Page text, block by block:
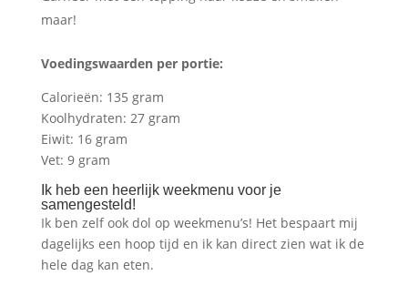
maar!
Voedingswaarden per portie:
Calorieën: 135 gram
Koolhydraten: 27 gram
Eiwit: 16 gram
Vet: 9 gram
Ik heb een heerlijk weekmenu voor je
samengesteld!
Ik ben zelf ook dol op weekmenu’s! Het bespaart mij
dagelijks een hoop tijd en ik kan direct zien wat ik de
hele dag kan eten.